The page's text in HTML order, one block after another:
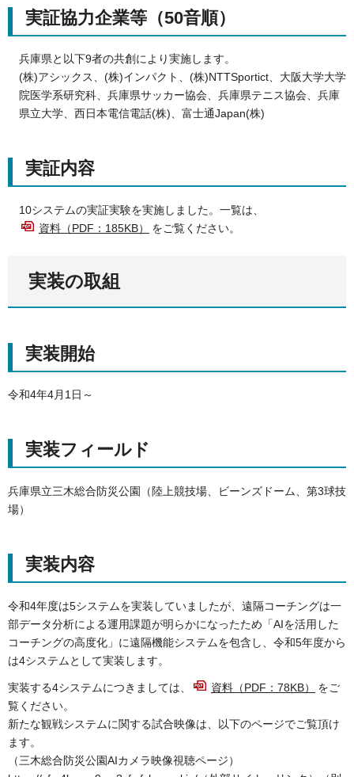
実証協力企業等（50音順）
兵庫県と以下9者の共創により実施します。
(株)アシックス、(株)インパクト、(株)NTTSportict、大阪大学大学
院医学系研究科、兵庫県サッカー協会、兵庫県テニス協会、兵庫
県立大学、西日本電信電話(株)、富士通Japan(株)
実証内容
10システムの実証実験を実施しました。一覧は、
資料（PDF：185KB）
をご覧ください。
実装の取組
実装開始
令和4年4月1日～
実装フィールド
兵庫県立三木総合防災公園（陸上競技場、ビーンズドーム、第3球技
場）
実装内容
令和4年度は5システムを実装していましたが、遠隔コーチングは一
部データ分析による運用課題が明らかになったため「AIを活用した
コーチングの高度化」に遠隔機能システムを包含し、令和5年度から
は4システムとして実装します。
実装する4システムにつきましては、 資料（PDF：78KB）
をご
覧ください。
新たな観戦システムに関する試合映像は、以下のページでご覧頂け
ます。
（三木総合防災公園AIカメラ映像視聴ページ）